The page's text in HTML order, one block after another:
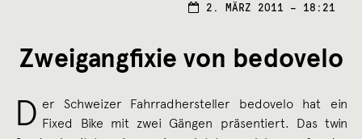
2. MÄRZ 2011 – 18:21
Zweigangfixie von bedovelo
D er Schweizer Fahrradhersteller bedovelo hat ein
Fixed Bike mit zwei Gängen präsentiert. Das twin